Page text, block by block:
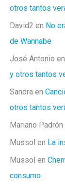
otros tantos
David2 en No
de Wannabe
José Antonio en
y otros tantos
Sandra en
otros tantos
Mariano Padrón
Mussol en La
Mussol en
consumo